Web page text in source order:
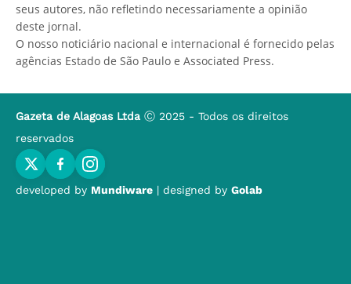
seus autores, não refletindo necessariamente a opinião
deste jornal.
O nosso noticiário nacional e internacional é fornecido pelas
agências Estado de São Paulo e Associated Press.
Gazeta de Alagoas Ltda Ⓒ 2025 - Todos os direitos
reservados
developed by Mundiware | designed by Golab